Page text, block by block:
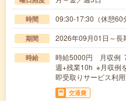
時間 09:30-17:30（休憩60
期間 2026年09月01日～
時給
時給5000円 月収例
週+残業10h ※月収例
即受取りサービス利用
交通費